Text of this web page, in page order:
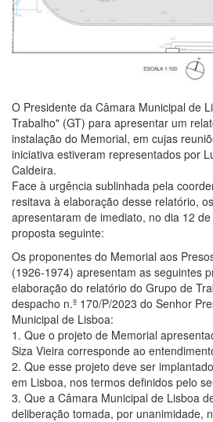
O Presidente da Câmara Municipal de
Trabalho" (GT) para apresentar um
instalação do Memorial, em cujas
iniciativa estiveram representados por
Caldeira.
Face à urgência sublinhada pela
resitava à elaboração desse relatório,
apresentaram de imediato, no dia 12
proposta seguinte:
Os proponentes do Memorial aos
(1926-1974) apresentam as seguintes
elaboração do relatório do Grupo de
despacho n.º 170/P/2023 do Senhor
Municipal de Lisboa:
1. Que o projeto de Memorial
Siza Vieira corresponde ao
2. Que esse projeto deve ser
em Lisboa, nos termos definidos pelo
3. Que a Câmara Municipal de Lisboa
deliberação tomada, por unanimidade,